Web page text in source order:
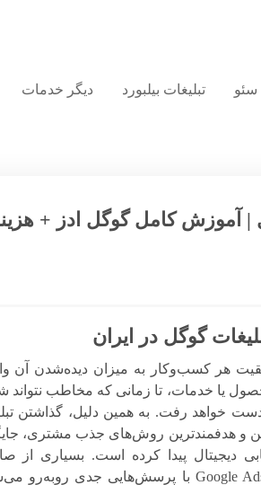
تبلیغات بیلبورد دیگر خدمات
| آموزش کامل گوگل ادز +
گوگل در ایران
هر کسب‌وکار به میزان دیده‌شدن آن
یا خدمات، تا زمانی که مخاطب نتواند
خواهد رفت. به همین دلیل، گذاشتن
و هدفمندترین روش‌های جذب مشتری،
دیجیتال پیدا کرده است. بسیاری از